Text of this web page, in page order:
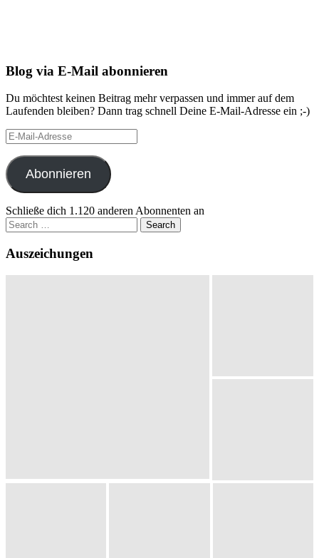
Blog via E-Mail abonnieren
Du möchtest keinen Beitrag mehr verpassen und immer auf dem
Laufenden bleiben? Dann trag schnell Deine E-Mail-Adresse ein ;-)
E-
Mail-
Adresse
Abonnieren
Schließe dich 1.120 anderen Abonnenten an
Search
for:
Auszeichungen